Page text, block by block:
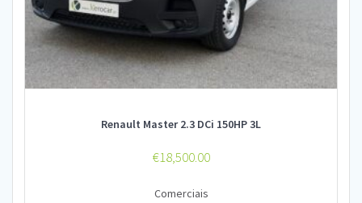
Renault Master 2.3 DCi 150HP 3L
€18,500.00
Comerciais